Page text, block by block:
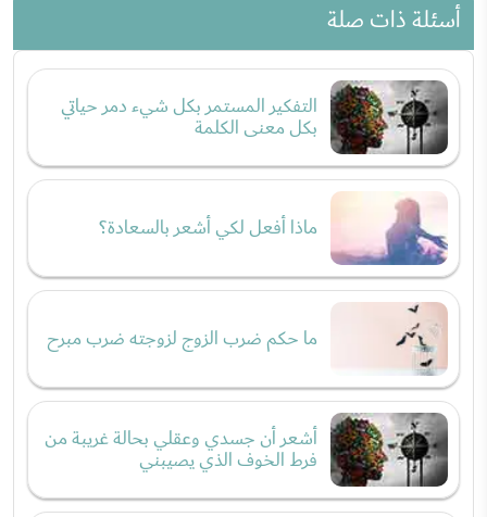
أسئلة ذات صلة
التفكير المستمر بكل شيء دمر حياتي
بكل معنى الكلمة
ماذا أفعل لكي أشعر بالسعادة؟
ما حكم ضرب الزوج لزوجته ضرب مبرح
أشعر أن جسدي وعقلي بحالة غريبة من
فرط الخوف الذي يصيبني